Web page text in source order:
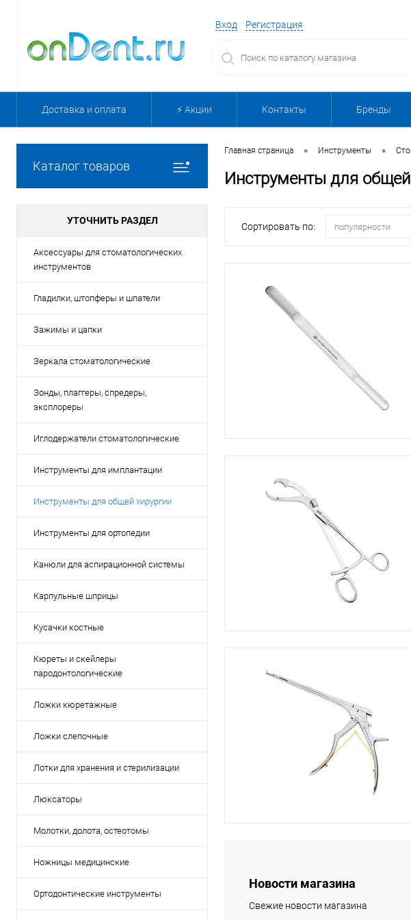
Вход Регистрация
Доставка и оплата ⚡️ Акции Контакты Бренды
Каталог товаров
УТОЧНИТЬ РАЗДЕЛ
Аксессуары для стоматологических
инструментов
Гладилки, штопферы и шпатели
Зажимы и цапки
Зеркала стоматологические
Зонды, плаггеры, спредеры,
эксплореры
Иглодержатели стоматологические
Инструменты для имплантации
Инструменты для общей хирургии
Инструменты для ортопедии
Канюли для аспирационной системы
Карпульные шприцы
Кусачки костные
Кюреты и скейлеры
пародонтологические
Ложки кюретажные
Ложки слепочные
Лотки для хранения и стерилизации
Люксаторы
Молотки, долота, остеотомы
Ножницы медицинские
Ортодонтические инструменты
Главная страница • Инструменты •
Инструменты для общей
Сортировать по: популярности
Новости магазина
Свежие новости магазина